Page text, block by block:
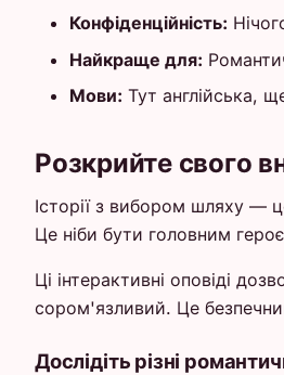
Конфіденційність:
Найкраще для:
Мови: Тут англійська,
Розкрийте свого
Історії з вибором шляху —
Це ніби бути головним
Ці інтерактивні оповіді
сором'язливий. Це
Дослідіть різні